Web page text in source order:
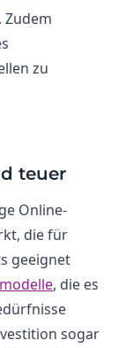
Zudem
zu
teuer
Online-
die für
geeignet
, die es
sogar